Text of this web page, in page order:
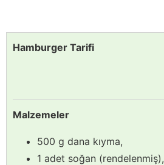
Hamburger Tarifi
Malzemeler
500 g dana kıyma,
1 adet soğan (rendelenmiş),